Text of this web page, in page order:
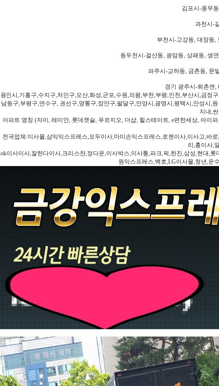
김포시-풍무
과천시-
부천시-고강동, 대장동,
동두천시-걸산동, 광암동, 상패동, 생
파주시-교하동, 금촌동, 문
경기 광주시-퇴촌면,
용인시,기흥구,수지구,처인구,오산,화성,군포,수원,의왕,부천,부평,인천,부산시,금
남동구,부평구,연수구, 권선구,영통구,장안구,팔달구,안양시,광명시,평택시,안성시,
지내,
아파트 명칭 (자이, 래미안, 롯데캣슬, 푸르지오, 더샵, 힐스테이트, e편한세상, 아이
전국업체:이사몰,삼익익스프레스,모두이사,마미손익스프레스,로젠이사,이사고,바
리,홍이사,
ok이사이사,잘한다이사,크리스챤,정다운,이사박스,이사통,파크,픽,한진,삼성,현대,
원익스프레스,백호,LG이사몰,청년,운